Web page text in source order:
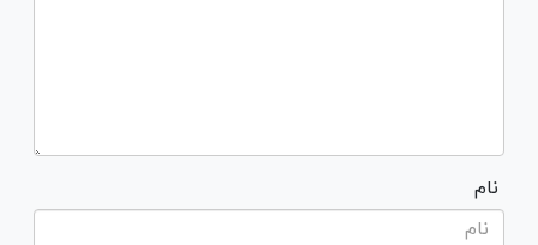
نام